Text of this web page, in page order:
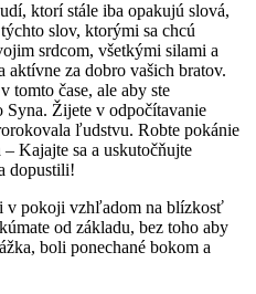
ktorí stále iba opakujú slová,
slov, ktorými sa chcú
srdcom, všetkými silami a
za dobro vašich bratov.
tomto čase, ale aby ste
Žijete v odpočítavanie
ľudstvu. Robte pokánie
Kajajte sa a uskutočňujte
dopustili!
v pokoji vzhľadom na blízkosť
od základu, bez toho aby
boli ponechané bokom a